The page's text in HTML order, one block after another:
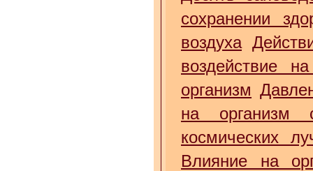
сохранении
воздуха
воздействие
организм
на организм
космических
Влияние на